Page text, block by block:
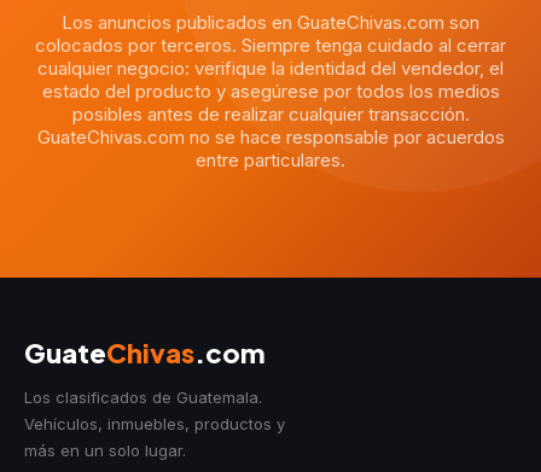
Los anuncios publicados en GuateChivas.com son
colocados por terceros. Siempre tenga cuidado al cerrar
cualquier negocio: verifique la identidad del vendedor, el
estado del producto y asegúrese por todos los medios
posibles antes de realizar cualquier transacción.
GuateChivas.com no se hace responsable por acuerdos
entre particulares.
GuateChivas.com
Los clasificados de Guatemala.
Vehículos, inmuebles, productos y
más en un solo lugar.